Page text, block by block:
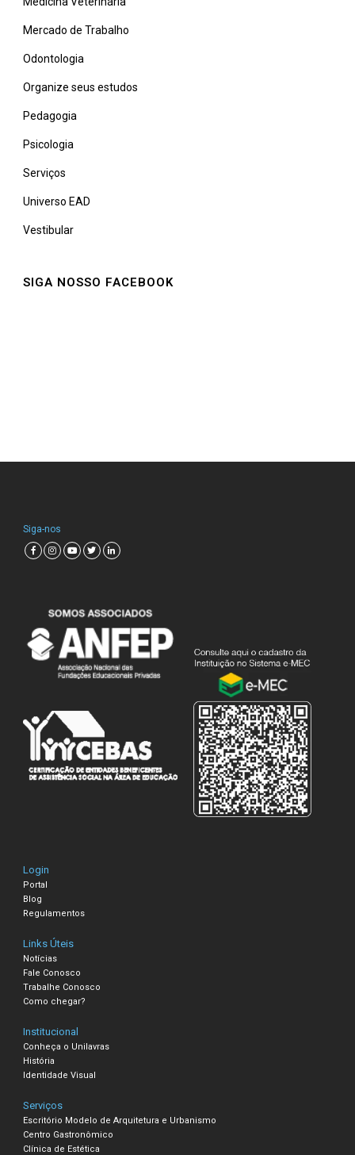
Mercado de Trabalho
Odontologia
Organize seus estudos
Pedagogia
Psicologia
Serviços
Universo EAD
Vestibular
SIGA NOSSO FACEBOOK
Siga-nos
Login
Portal
Blog
Regulamentos
Links Úteis
Notícias
Fale Conosco
Trabalhe Conosco
Como chegar?
Institucional
Conheça o Unilavras
História
Identidade Visual
Serviços
Escritório Modelo de Arquitetura e Urbanismo
Centro Gastronômico
Clínica de Estética